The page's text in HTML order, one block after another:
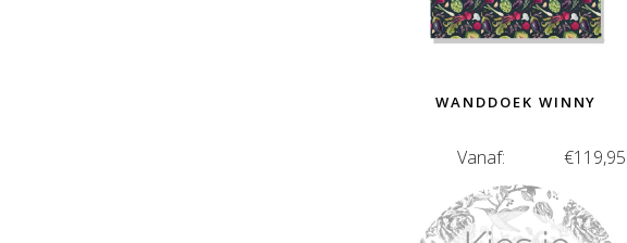
WANDDOEK WINNY
Vanaf: €119,95